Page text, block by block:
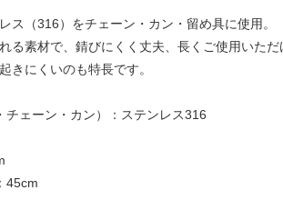
ス（316）をチェーン・カン・留め具に使用。
る素材で、錆びにくく丈夫、長くご使用いただ
きにくいのも特長です。
チェーン・カン）：ステンレス316
45cm